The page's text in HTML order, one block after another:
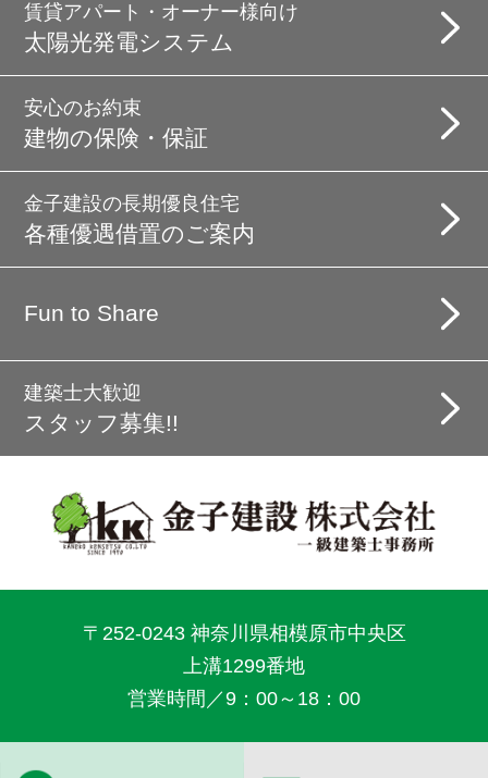
賃貸アパート・オーナー様向け
太陽光発電システム
安心のお約束
建物の保険・保証
金子建設の長期優良住宅
各種優遇借置のご案内
Fun to Share
建築士大歓迎
スタッフ募集!!
〒252-0243 神奈川県相模原市中央区
上溝1299番地
営業時間／9：00～18：00